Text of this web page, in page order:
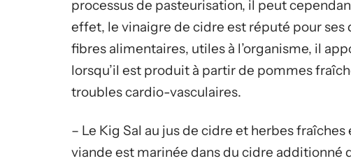
processus de pasteurisation, il peut
effet, le vinaigre de cidre est réputé pour ses
fibres alimentaires, utiles à l’organisme, il
lorsqu’il est produit à partir de pommes
troubles cardio-vasculaires.
– Le Kig Sal au jus de cidre et herbes
viande est marinée dans du cidre additionné